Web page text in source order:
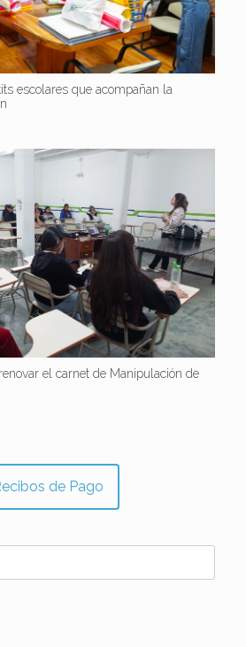
escolares que acompañan la
el carnet de Manipulación de
de Pago